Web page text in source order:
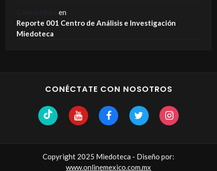
en
Reporte 001 Centro de Análisis e Investigación
Miedoteca
CONÉCTATE CON NOSOTROS
Copyright 2025 Miedoteca - Diseño por:
www.onlinemexico.com.mx